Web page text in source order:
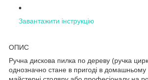
Завантажити інструкцію
ОПИС
Ручна дискова пилка по дереву (ручка
однозначно стане в пригоді в домашньому